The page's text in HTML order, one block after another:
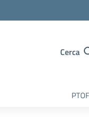
Cerca
PTOF